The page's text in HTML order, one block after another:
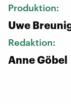
Produktion:
Uwe
Redaktion:
Anne Göbel